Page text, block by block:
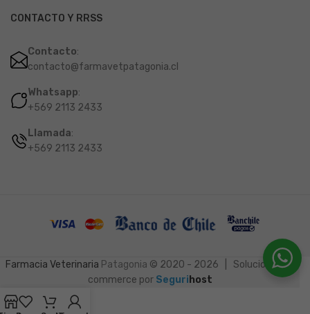
CONTACTO Y RRSS
Contacto:
contacto@farmavetpatagonia.cl
Whatsapp:
+569 2113 2433
Llamada:
+569 2113 2433
Farmacia Veterinaria Patagonia © 2020 - 2026 | Soluciones e-
commerce por Segurihost